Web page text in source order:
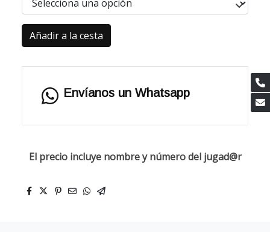
Añadir a la cesta
Envíanos un Whatsapp
El precio incluye nombre y número del jugad@r